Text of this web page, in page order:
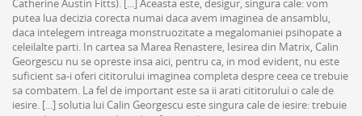
Catherine Austin Fitts). [...] Aceasta este, desigur, singura cale: vom
putea lua decizia corecta numai daca avem imaginea de ansamblu,
daca intelegem intreaga monstruozitate a megalomaniei psihopate a
celeilalte parti. In cartea sa Marea Renastere, Iesirea din Matrix, Calin
Georgescu nu se opreste insa aici, pentru ca, in mod evident, nu este
suficient sa-i oferi cititorului imaginea completa despre ceea ce trebuie
sa combatem. La fel de important este sa ii arati cititorului o cale de
iesire. [...] solutia lui Calin Georgescu este singura cale de iesire: trebuie